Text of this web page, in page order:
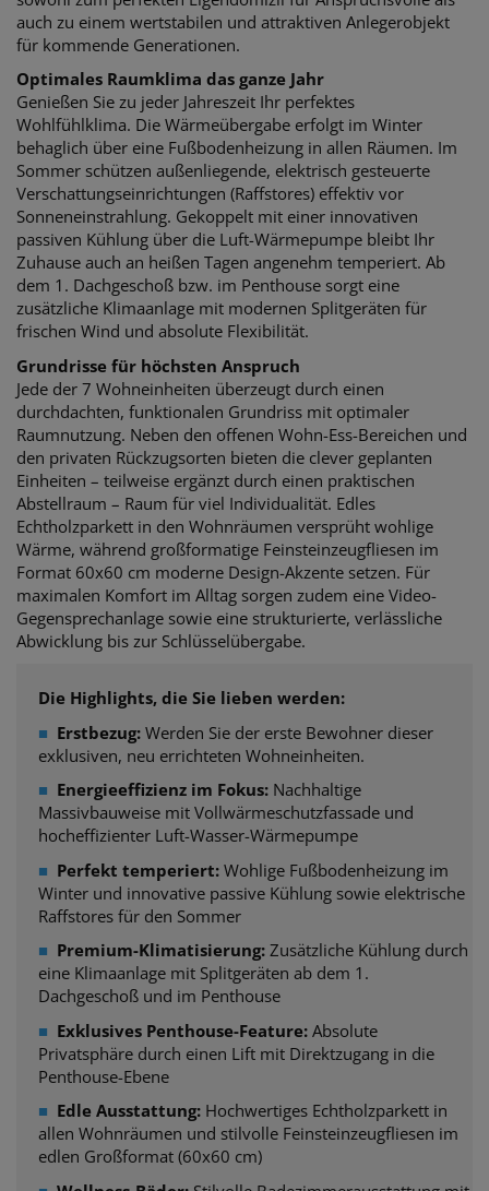
auch zu einem wertstabilen und attraktiven Anlegerobjekt
für kommende Generationen.
Optimales Raumklima das ganze Jahr
Genießen Sie zu jeder Jahreszeit Ihr perfektes
Wohlfühlklima. Die Wärmeübergabe erfolgt im Winter
behaglich über eine Fußbodenheizung in allen Räumen. Im
Sommer schützen außenliegende, elektrisch gesteuerte
Verschattungseinrichtungen (Raffstores) effektiv vor
Sonneneinstrahlung. Gekoppelt mit einer innovativen
passiven Kühlung über die Luft-Wärmepumpe bleibt Ihr
Zuhause auch an heißen Tagen angenehm temperiert. Ab
dem 1. Dachgeschoß bzw. im Penthouse sorgt eine
zusätzliche Klimaanlage mit modernen Splitgeräten für
frischen Wind und absolute Flexibilität.
Grundrisse für höchsten Anspruch
Jede der 7 Wohneinheiten überzeugt durch einen
durchdachten, funktionalen Grundriss mit optimaler
Raumnutzung. Neben den offenen Wohn-Ess-Bereichen und
den privaten Rückzugsorten bieten die clever geplanten
Einheiten – teilweise ergänzt durch einen praktischen
Abstellraum – Raum für viel Individualität. Edles
Echtholzparkett in den Wohnräumen versprüht wohlige
Wärme, während großformatige Feinsteinzeugfliesen im
Format 60x60 cm moderne Design-Akzente setzen. Für
maximalen Komfort im Alltag sorgen zudem eine Video-
Gegensprechanlage sowie eine strukturierte, verlässliche
Abwicklung bis zur Schlüsselübergabe.
Die Highlights, die Sie lieben werden:
■ Erstbezug: Werden Sie der erste Bewohner dieser
exklusiven, neu errichteten Wohneinheiten.
■ Energieeffizienz im Fokus: Nachhaltige
Massivbauweise mit Vollwärmeschutzfassade und
hocheffizienter Luft-Wasser-Wärmepumpe
■ Perfekt temperiert: Wohlige Fußbodenheizung im
Winter und innovative passive Kühlung sowie elektrische
Raffstores für den Sommer
■ Premium-Klimatisierung: Zusätzliche Kühlung durch
eine Klimaanlage mit Splitgeräten ab dem 1.
Dachgeschoß und im Penthouse
■ Exklusives Penthouse-Feature: Absolute
Privatsphäre durch einen Lift mit Direktzugang in die
Penthouse-Ebene
■ Edle Ausstattung: Hochwertiges Echtholzparkett in
allen Wohnräumen und stilvolle Feinsteinzeugfliesen im
edlen Großformat (60x60 cm)